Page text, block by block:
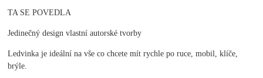
TA SE POVEDLA
Jedinečný design vlastní autorské tvorby
Ledvinka je ideální na vše co chcete mít rychle po ruce, mobil, klíče,
brýle.